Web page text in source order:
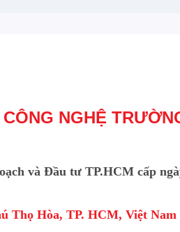
NGHỆ
và Đầu tư TP.HCM cấp
Thọ Hòa, TP. HCM, Việt Nam